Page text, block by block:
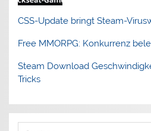
CSS-Update bringt Steam-
Free MMORPG: Konkurrenz
Steam Download
Tricks